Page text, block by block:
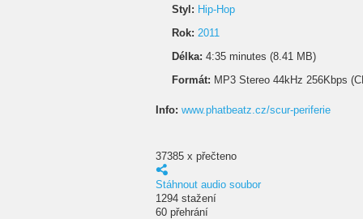
Styl: Hip-Hop
Rok: 2011
Délka: 4:35 minutes (8.41 MB)
Formát: MP3 Stereo 44kHz 256Kbps
Info: www.phatbeatz.cz/scur-periferie
37385 x přečteno
Stáhnout audio soubor
1294 stažení
60 přehrání